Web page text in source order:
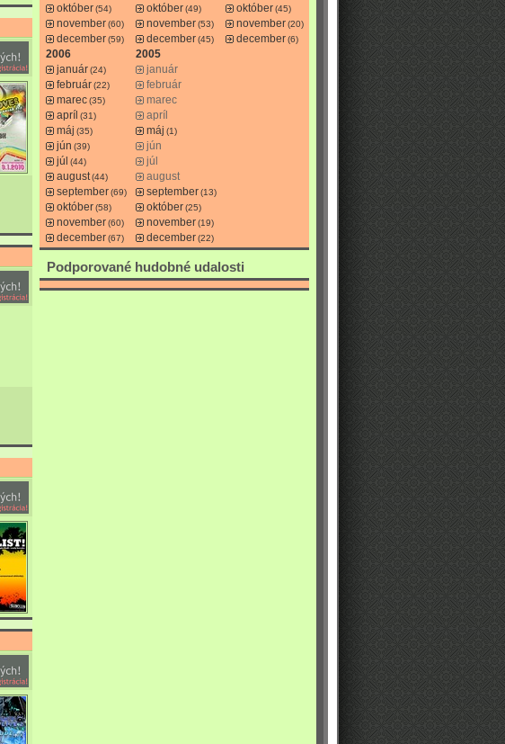
október(54)
november(60)
december(59)
október(49)
november(53)
december(45)
október(45)
november(20)
december(6)
2006
január(24)
február(22)
marec(35)
apríl (31)
máj (35)
jún (39)
júl (44)
august(44)
september(69)
október(58)
november(60)
december(67)
2005
január
február
marec
apríl
máj (1)
jún
júl
august
september(13)
október(25)
november(19)
december(22)
Podporované hudobné udalosti